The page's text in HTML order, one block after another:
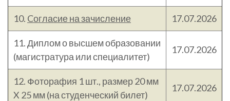
10. Cогласие на зачисление 17.07.2026
11. Диплом о высшем образовании
(магистратура или специалитет)
17.07.2026
12. Фоторафия 1 шт., размер 20 мм
X 25 мм (на студенческий билет)
17.07.2026